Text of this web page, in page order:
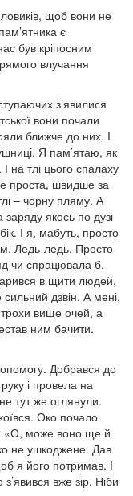
щоб вони не
є
був кріпосним
влучання
з’явилися
вони почали
ближче до них. І
Я пам’ятаю, як
на тлі цього спалаху
проста, швидше за
– чорну пляму. А
заряду якось по дузі
І я, мабуть, просто
Ледь-ледь. Просто
чи спрацювала б.
в щити людей,
дзвін. А мені,
вище очей, а
ним бачити.
Добрався до
і провела на
тут же оглянули.
Око почало
«О, може воно ще й
не ушкоджене. Дав
я його потримав. І
вже зір. Ніби